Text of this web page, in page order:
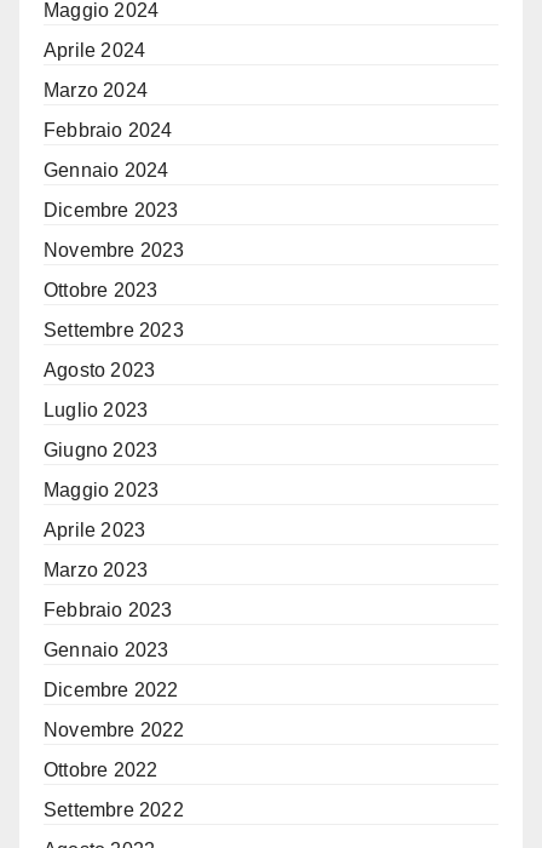
Maggio 2024
Aprile 2024
Marzo 2024
Febbraio 2024
Gennaio 2024
Dicembre 2023
Novembre 2023
Ottobre 2023
Settembre 2023
Agosto 2023
Luglio 2023
Giugno 2023
Maggio 2023
Aprile 2023
Marzo 2023
Febbraio 2023
Gennaio 2023
Dicembre 2022
Novembre 2022
Ottobre 2022
Settembre 2022